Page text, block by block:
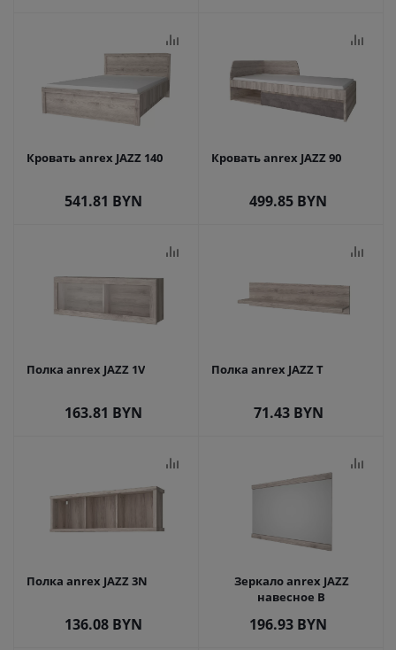
Кровать anrex JAZZ 140
541.81 BYN
Кровать anrex JAZZ 90
499.85 BYN
Полка anrex JAZZ 1V
163.81 BYN
Полка anrex JAZZ T
71.43BYN
Полка anrex JAZZ 3N
136.08 BYN
Зеркало anrex JAZZ
навесное B
196.93 BYN